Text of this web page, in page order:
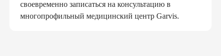
своевременно записаться на консультацию в
многопрофильный медицинский центр Garvis.